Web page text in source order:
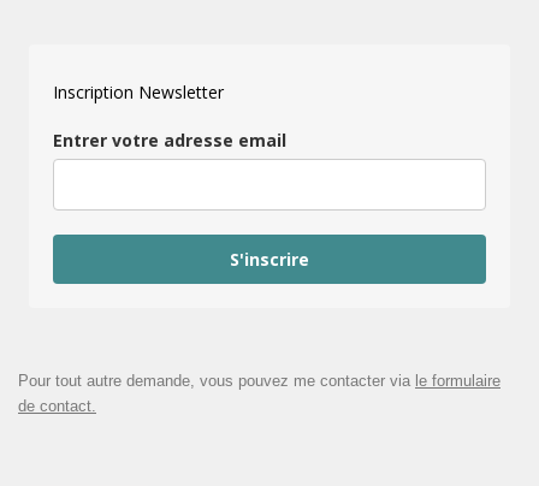
Inscription Newsletter
Entrer votre adresse email
S'inscrire
Pour tout autre demande, vous pouvez me contacter via le formulaire
de contact.